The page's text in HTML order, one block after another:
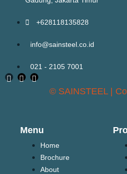
+628118135828
info@sainsteel.co.id
021 - 2105 7001
© SAINSTEEL |
Menu
Home
Brochure
About